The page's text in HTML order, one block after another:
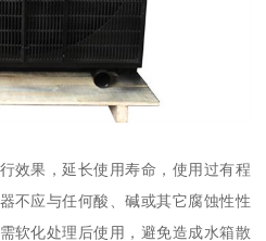
效果，延长使用寿命，使用过有程
不应与任何酸、碱或其它腐蚀性性
软化处理后使用，避免造成水箱散